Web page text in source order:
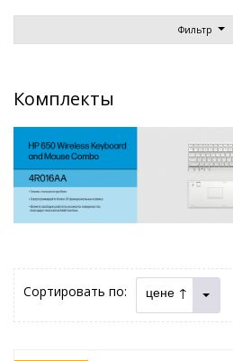
Фильтр
Комплекты
Сортировать по: цене ↑